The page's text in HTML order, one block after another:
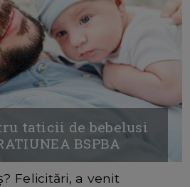
taticii de bebelusi
BSPBA
Felicitări, a venit